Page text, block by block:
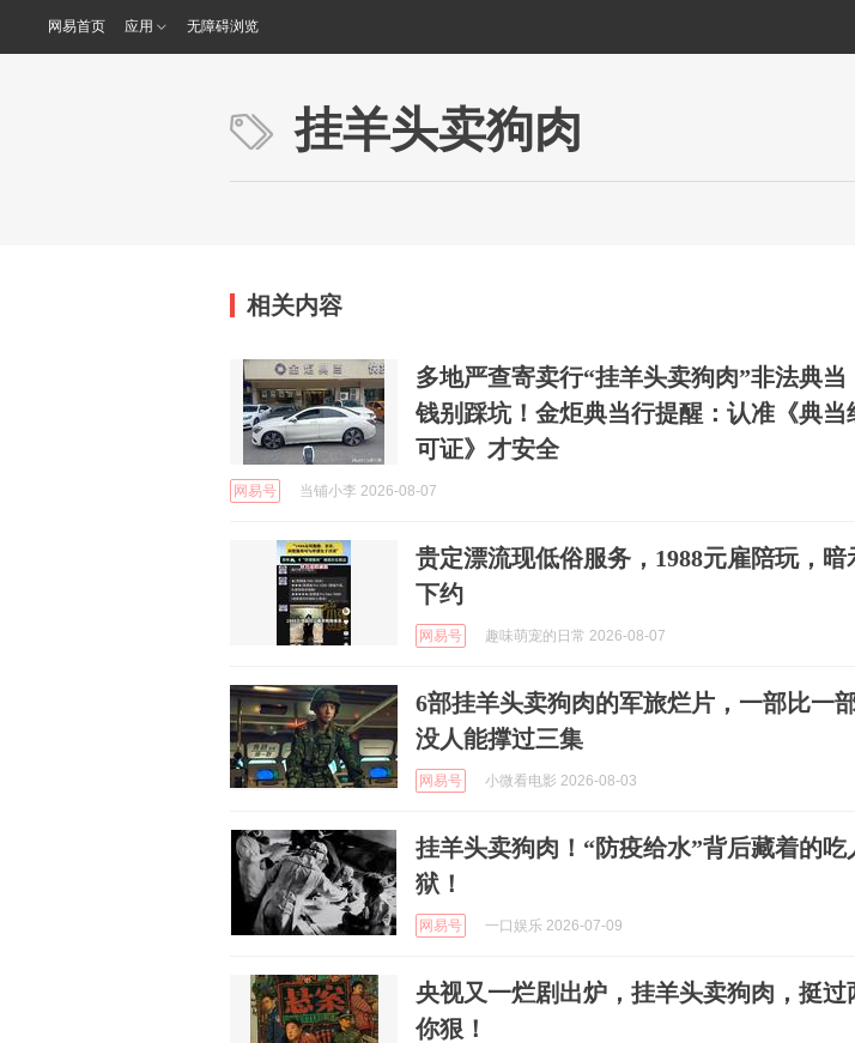
网易首页 应用 无障碍浏览
挂羊头卖狗肉
相关内容
多地严查寄卖行“挂羊头卖狗肉”非法典当
钱别踩坑！金炬典当行提醒：认准《典当
可证》才安全
网易号 当铺小李 2026-08-07
贵定漂流现低俗服务，1988元雇陪玩，暗
下约
网易号 趣味萌宠的日常 2026-08-07
6部挂羊头卖狗肉的军旅烂片，一部比一
没人能撑过三集
网易号 小微看电影 2026-08-03
挂羊头卖狗肉！“防疫给水”背后藏着的吃
狱！
网易号 一口娱乐 2026-07-09
央视又一烂剧出炉，挂羊头卖狗肉，挺过
你狠！